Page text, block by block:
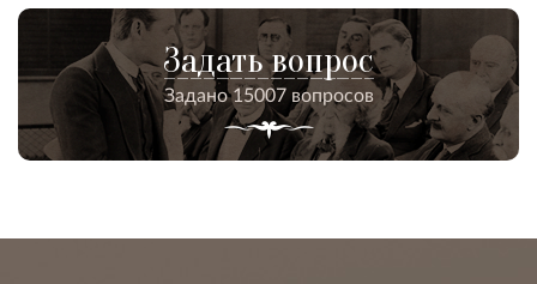
Задать вопрос
Задано 15007 вопросов